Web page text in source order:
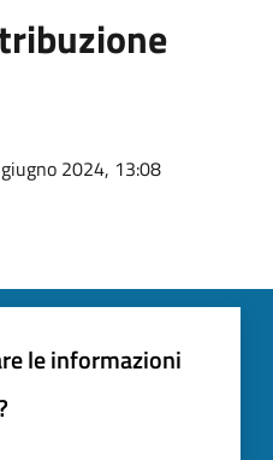
2024, 13:08
le informazioni